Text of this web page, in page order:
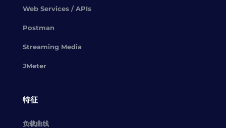
Web Services / APIs
Postman
Streaming Media
JMeter
特征
负载曲线